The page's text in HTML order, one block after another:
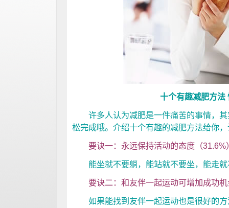
十个有趣减肥方法
许多人认为减肥是一件痛苦的事情，其
松完成哦。介绍十个有趣的减肥方法给你
要诀一：永远保持活动的态度（31.6%
能坐就不要躺，能站就不要坐，能走就
要诀二：和友伴一起运动可增加成功机
如果能找到友伴一起运动也是很好的方